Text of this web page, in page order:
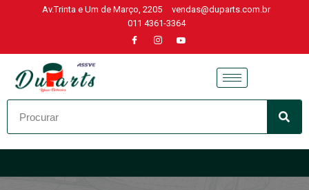
to
content
Av.Trinta e Um de Março, 2205
vendas@duparts.com.br
011 4361-3364